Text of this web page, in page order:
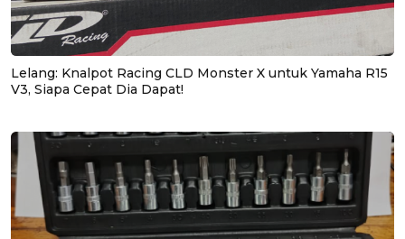
Lelang: Knalpot Racing CLD Monster X untuk Yamaha R15
V3, Siapa Cepat Dia Dapat!